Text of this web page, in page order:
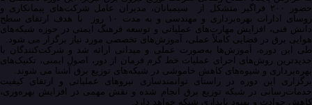
حضور ۲۰۰ فراگیر متشکل از سیمبانان، مدیران عامل شرکت‌های پیمانکاری و
روسای ادارات بهره‌برداری و مهندسی و به مدت ۱۰ روز با هدف ارتقای سطح
دانش فنی، افزایش مهارت‌های عملیاتی و توسعه فرهنگ ایمنی در حوزه شبکه‌های
هوایی برق در فضایی کاملاً عملی، آموزش‌های تخصصی مورد نیاز برگزار می شود.
طی این دوره، آموزش‌ها به‌صورت عملی و میدانی ارائه شد و شرکت‌کنندگان با
جدیدترین روش‌های اجرای عملیات خط گرم فرمان از دور، اصول ایمنی، تکنیک‌های
بهره‌برداری و شیوه‌های کاهش خاموشی در شبکه‌های توزیع برق آشنا می شوند.
برگزاری این دوره در راستای توانمندسازی نیروهای عملیاتی و ارتقای کیفیت
خدمات‌رسانی در شبکه توزیع برق انجام شده و نقش مهمی در افزایش بهره‌وری،
کاهش حوادث و بهبود پایداری شبکه خواهد دارد.